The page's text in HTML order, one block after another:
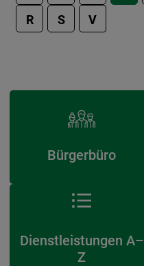
R
S V
Bürgerbüro
Dienstleistungen A–
Z